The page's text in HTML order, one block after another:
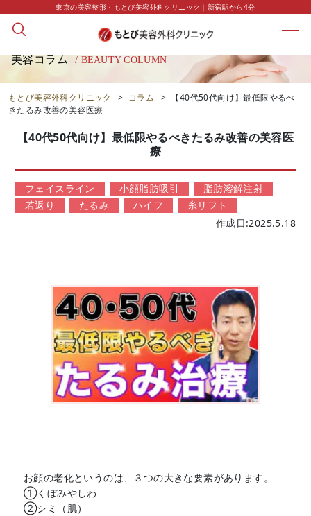
東京の美容整形・もとび美容外科クリニック｜新宿駅から4分
美容コラム / BEAUTY COLUMN
もとび美容外科クリニック > コラム >
【40代50代向け】最低限やるべ
きたるみ改善の美容医療
【40代50代向け】最低限やるべきたるみ改善の美容医
療
フェイスライン 小顔脂肪吸引
脂肪溶解注射
若返り
たるみ ハイフ 糸リフト
作成日:2025.5.18
お顔の老化というのは、３つの大きな要素があります。
①くぼみやしわ
②シミ（肌）